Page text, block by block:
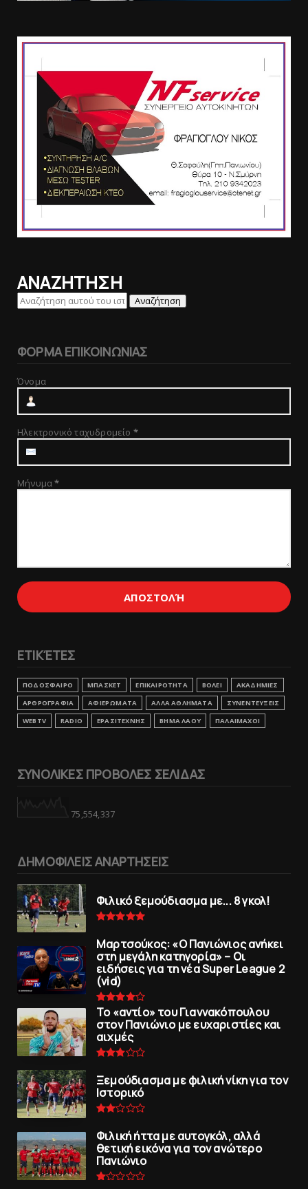
ΑΝΑΖΗΤΗΣΗ
ΦΟΡΜΑ ΕΠΙΚΟΙΝΩΝΙΑΣ
Όνομα
Ηλεκτρονικό ταχυδρομείο *
Μήνυμα*
ΕΤΙΚΈΤΕΣ
ΠΟΔΟΣΦΑΙΡΟ ΜΠΑΣΚΕΤ ΕΠΙΚΑΙΡΟΤΗΤΑ ΒΟΛΕΙ
ΑΚΑΔΗΜΙΕΣ
ΑΡΘΡΟΓΡΑΦΙΑ
ΑΦΙΕΡΩΜΑΤΑ ΑΛΛΑ ΑΘΛΗΜΑΤΑ
ΣΥΝΕΝΤΕΥΞΕΙΣ
WEBTV
RADIO ΕΡΑΣΙΤΕΧΝΗΣ ΒΗΜΑ ΛΑΟΥ ΠΑΛΑΙΜΑΧΟΙ
ΣΥΝΟΛΙΚΕΣ ΠΡΟΒΟΛΕΣ ΣΕΛΙΔΑΣ
75,554,337
ΔΗΜΟΦΙΛΕΙΣ ΑΝΑΡΤΗΣΕΙΣ
Φιλικό ξεμούδιασμα με... 8 γκολ!
Μαρτσούκος: «Ο Πανιώνιος ανήκει
στη μεγάλη κατηγορία» – Οι
ειδήσεις για τη νέα Super League 2
(vid)
To «αντίο» του Γιαννακόπουλου
στον Πανιώνιο με ευχαριστίες και
αιχμές
Ξεμούδιασμα με φιλική νίκη για τoν
Iστορικό
Φιλική ήττα με αυτογκόλ, αλλά
θετική εικόνα για τον ανώτερo
Πανιώνιo